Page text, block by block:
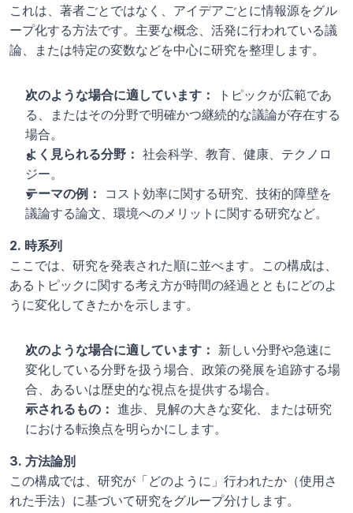
これは、著者ごとではなく、アイデアごとに情報源をグル
ープ化する方法です。主要な概念、活発に行われている議
論、または特定の変数などを中心に研究を整理します。
次のような場合に適しています：
トピックが広範であ
る、またはその分野で明確かつ継続的な議論が存在する
場合。
よく見られる分野： 社会科学、教育、健康、テクノロ
ジー。
テーマの例：
コスト効率に関する研究、技術的障壁を
議論する論文、環境へのメリットに関する研究など。
2. 時系列
ここでは、研究を発表された順に並べます。この構成は、
あるトピックに関する考え方が時間の経過とともにどのよ
うに変化してきたかを示します。
次のような場合に適しています： 新しい分野や急速に
変化している分野を扱う場合、政策の発展を追跡する場
合、あるいは歴史的な視点を提供する場合。
示されるもの： 進歩、見解の大きな変化、または研究
における転換点を明らかにします。
3. 方法論別
この構成では、研究が「どのように」行われたか（使用さ
れた手法）に基づいて研究をグループ分けします。